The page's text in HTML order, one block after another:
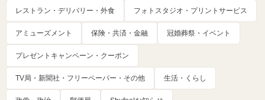
レストラン・デリバリー・外食 フォトスタジオ・プリントサービス
アミューズメント 保険・共済・金融 冠婚葬祭・イベント
プレゼントキャンペーン・クーポン
TV局・新聞社・フリーペーパー・その他 生活・くらし